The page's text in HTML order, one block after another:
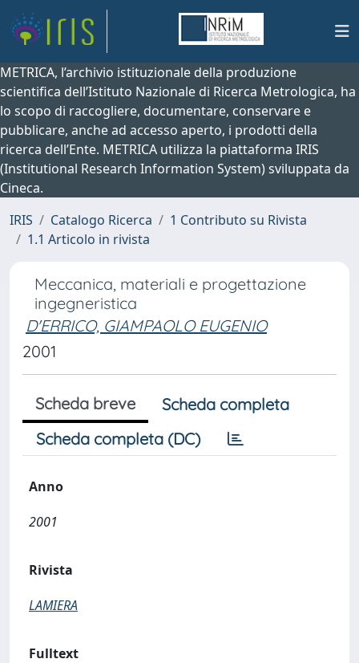
METRICA, l’archivio istituzionale della produzione
scientifica dell’Istituto Nazionale di Ricerca Metrologica, ha
lo scopo di raccogliere, documentare, conservare e
pubblicare, anche ad accesso aperto, i prodotti della
ricerca dell’Ente. METRICA utilizza la piattaforma IRIS
(Institutional Research Information System) sviluppata da
Cineca.
IRIS
Catalogo Ricerca
1 Contributo su Rivista
1.1 Articolo in rivista
Meccanica, materiali e progettazione
ingegneristica
D'ERRICO, GIAMPAOLO EUGENIO
2001
Scheda breve
Scheda completa
Scheda completa (DC)
Anno
2001
Rivista
LAMIERA
Fulltext